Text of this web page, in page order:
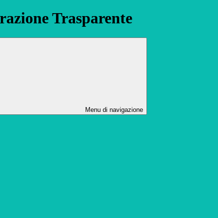
Trasparente
Menu di navigazione